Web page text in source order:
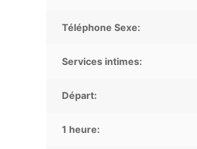
Téléphone Sexe:
Services intimes:
Départ:
1 heure: